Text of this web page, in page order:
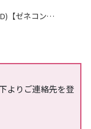
【ゼネコン…
よりご連絡先を登